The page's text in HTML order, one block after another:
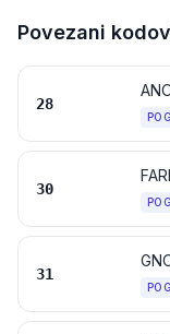
Povezani
28
30
31